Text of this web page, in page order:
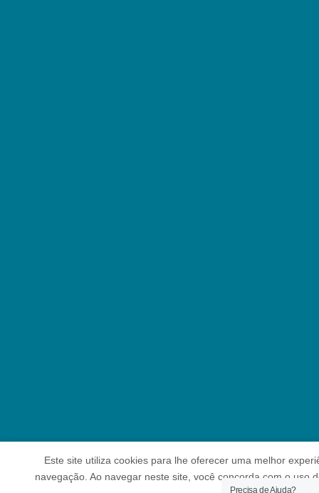
Precisa de Ajuda?
Este site utiliza cookies para lhe oferecer uma melhor
navegação. Ao navegar neste site, você concorda com o uso